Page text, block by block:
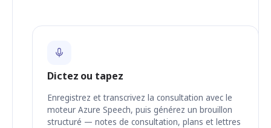
Dictez ou tapez
Enregistrez et transcrivez la consultation avec le
moteur Azure Speech, puis générez un brouillon
structuré — notes de consultation, plans et lettres